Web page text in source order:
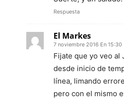
Respuesta
El Markes
7 noviembre 2016 En 15:30
Fijate que yo veo al
desde inicio de
línea, limando
pero con el mismo